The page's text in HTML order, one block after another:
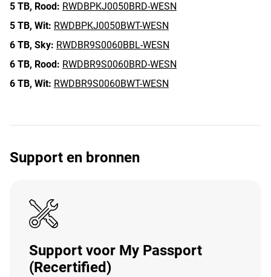
5 TB, Rood: RWDBPKJ0050BRD-WESN
5 TB, Wit: RWDBPKJ0050BWT-WESN
6 TB, Sky: RWDBR9S0060BBL-WESN
6 TB, Rood: RWDBR9S0060BRD-WESN
6 TB, Wit: RWDBR9S0060BWT-WESN
Support en bronnen
Support voor My Passport
(Recertified)